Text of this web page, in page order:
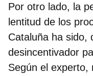
Por otro lado, la
lentitud de los
Cataluña ha sido,
desincentivador
Según el experto,